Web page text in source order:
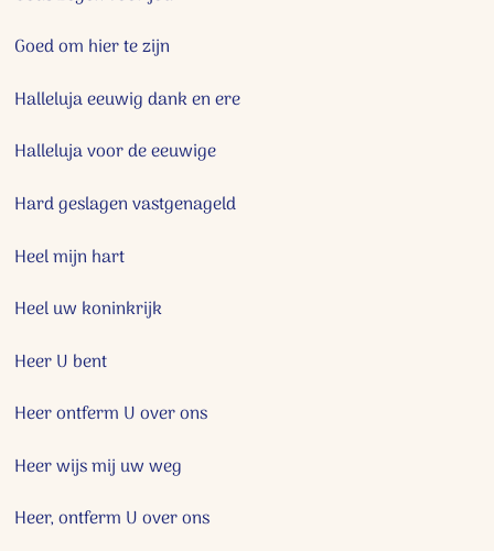
Goed om hier te zijn
Halleluja eeuwig dank en ere
Halleluja voor de eeuwige
Hard geslagen vastgenageld
Heel mijn hart
Heel uw koninkrijk
Heer U bent
Heer ontferm U over ons
Heer wijs mij uw weg
Heer, ontferm U over ons